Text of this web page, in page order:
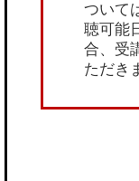
ついて
聴可能
合、受
ただき